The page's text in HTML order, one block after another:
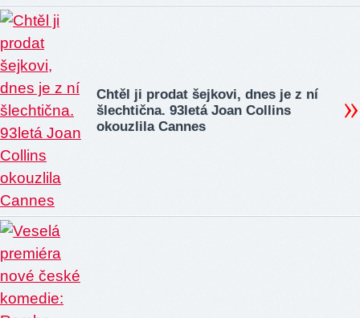
Chtěl ji prodat šejkovi, dnes je z ní
šlechtična. 93letá Joan Collins
okouzlila Cannes